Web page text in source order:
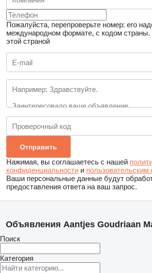
Пожалуйста, перепроверьте номер: его
международном формате, с кодом страны.
этой страной
Нажимая, вы соглашаетесь с нашей
конфиденциальности и
Ваши персональные данные будут
предоставления ответа на ваш запрос.
Объявления Aantjes Goudriaan
Поиск
Категория